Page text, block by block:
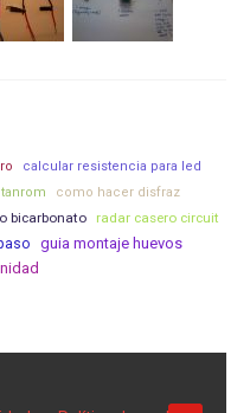
calcular resistencia para led
como hacer disfraz
bicarbonato
radar casero circuit
guia montaje huevos